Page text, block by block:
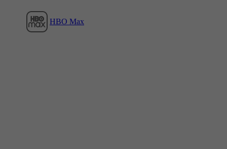
HBO Max